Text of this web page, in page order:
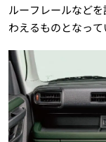
ルーフレールなど
わえるものとなって